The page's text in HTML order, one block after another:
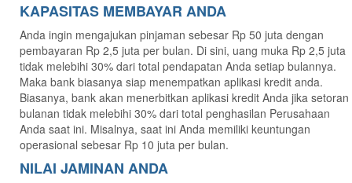
KAPASITAS MEMBAYAR ANDA
Anda ingin mengajukan pinjaman sebesar Rp 50 juta dengan
pembayaran Rp 2,5 juta per bulan. Di sini, uang muka Rp 2,5 juta
tidak melebihi 30% dari total pendapatan Anda setiap bulannya.
Maka bank biasanya siap menempatkan aplikasi kredit anda.
Biasanya, bank akan menerbitkan aplikasi kredit Anda jika setoran
bulanan tidak melebihi 30% dari total penghasilan Perusahaan
Anda saat ini. Misalnya, saat ini Anda memiliki keuntungan
operasional sebesar Rp 10 juta per bulan.
NILAI JAMINAN ANDA